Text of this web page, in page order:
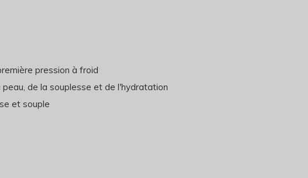
pression à froid
de la souplesse et de l'hydratation
et souple